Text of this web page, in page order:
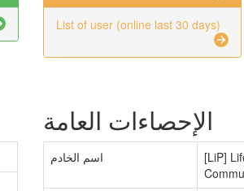
List of user (online last 30 days)
الإحصاءات العامة
اسم الخادم
[LiP]